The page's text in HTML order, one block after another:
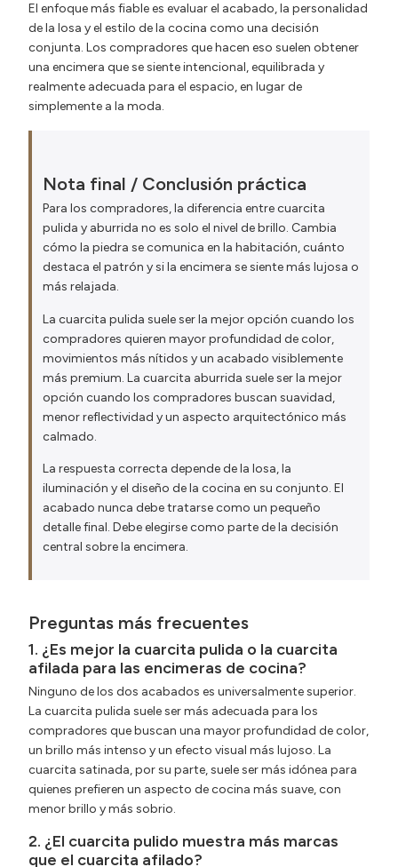
El enfoque más fiable es evaluar el acabado, la personalidad
de la losa y el estilo de la cocina como una decisión
conjunta. Los compradores que hacen eso suelen obtener
una encimera que se siente intencional, equilibrada y
realmente adecuada para el espacio, en lugar de
simplemente a la moda.
Nota final / Conclusión práctica
Para los compradores, la diferencia entre cuarcita
pulida y aburrida no es solo el nivel de brillo. Cambia
cómo la piedra se comunica en la habitación, cuánto
destaca el patrón y si la encimera se siente más lujosa o
más relajada.
La cuarcita pulida suele ser la mejor opción cuando los
compradores quieren mayor profundidad de color,
movimientos más nítidos y un acabado visiblemente
más premium. La cuarcita aburrida suele ser la mejor
opción cuando los compradores buscan suavidad,
menor reflectividad y un aspecto arquitectónico más
calmado.
La respuesta correcta depende de la losa, la
iluminación y el diseño de la cocina en su conjunto. El
acabado nunca debe tratarse como un pequeño
detalle final. Debe elegirse como parte de la decisión
central sobre la encimera.
Preguntas más frecuentes
1. ¿Es mejor la cuarcita pulida o la cuarcita
afilada para las encimeras de cocina?
Ninguno de los dos acabados es universalmente superior.
La cuarcita pulida suele ser más adecuada para los
compradores que buscan una mayor profundidad de color,
un brillo más intenso y un efecto visual más lujoso. La
cuarcita satinada, por su parte, suele ser más idónea para
quienes prefieren un aspecto de cocina más suave, con
menor brillo y más sobrio.
2. ¿El cuarcita pulido muestra más marcas
que el cuarcita afilado?